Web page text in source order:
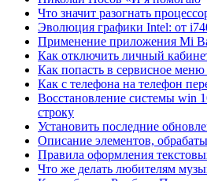
Что значит разогнать
Эволюция графики Intel: от
Применение приложения Mi
Как отключить личный
Как попасть в сервисное
Как с телефона на телефон
Восстановление системы win
строку
Установить последние
Описание элементов,
Правила оформления
Что же делать любителям